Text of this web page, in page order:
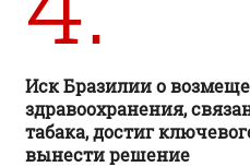
Иск Бразилии о
здравоохранения,
табака, достиг
вынести решение